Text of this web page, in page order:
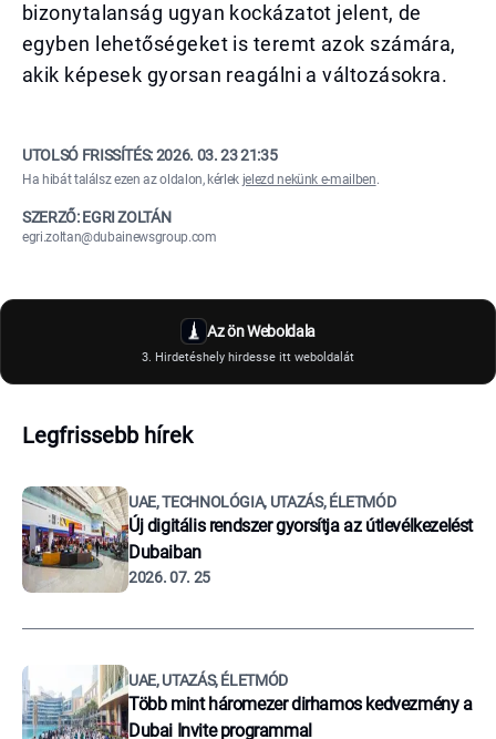
bizonytalanság ugyan kockázatot jelent, de
egyben lehetőségeket is teremt azok számára,
akik képesek gyorsan reagálni a változásokra.
UTOLSÓ FRISSÍTÉS:2026. 03. 23 21:35
Ha hibát találsz ezen az oldalon, kérlek jelezd nekünk e-mailben.
SZERZŐ: EGRI ZOLTÁN
egri.zoltan@dubainewsgroup.com
Az ön Weboldala
3. Hirdetéshely hirdesse itt weboldalát
Legfrissebb hírek
UAE, TECHNOLÓGIA, UTAZÁS, ÉLETMÓD
Új digitális rendszer gyorsítja az útlevélkezelést
Dubaiban
2026. 07. 25
UAE, UTAZÁS, ÉLETMÓD
Több mint háromezer dirhamos kedvezmény a
Dubai Invite programmal